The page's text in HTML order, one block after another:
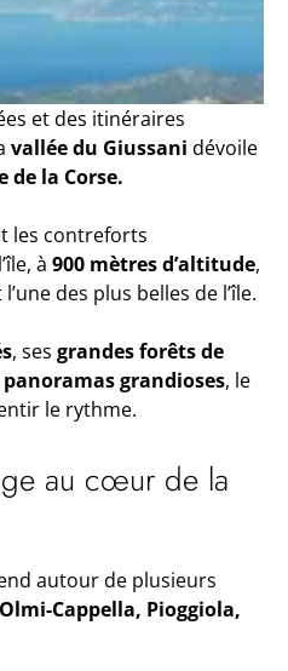
et des itinéraires
vallée du Giussani dévoile
de la Corse.
les contreforts
à 900 mètres d’altitude,
des plus belles de l’île.
, ses grandes forêts de
panoramas grandioses, le
le rythme.
au cœur de la
autour de plusieurs
Olmi-Cappella, Pioggiola,